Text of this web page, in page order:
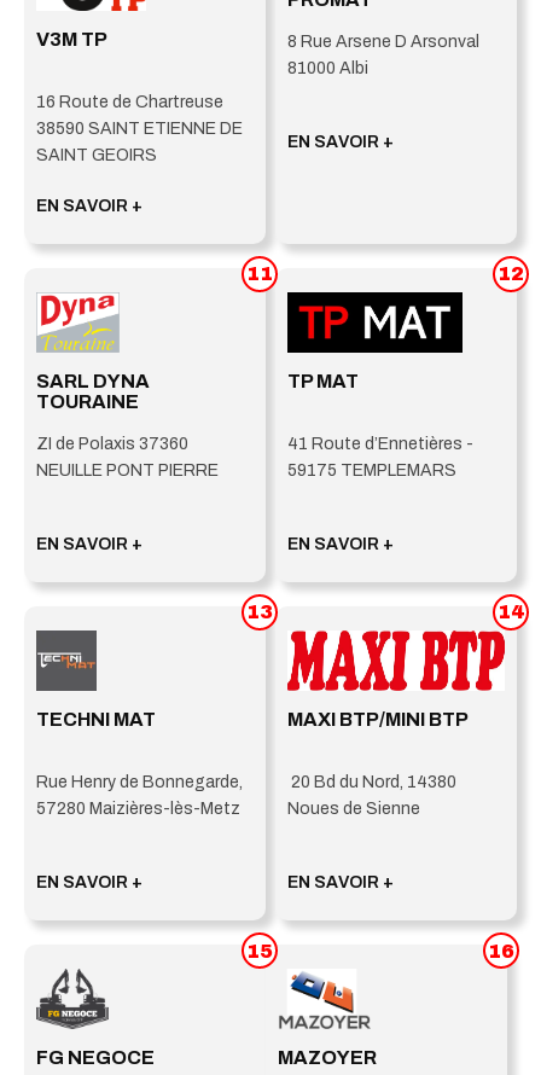
V3M TP
16 Route de Chartreuse
38590 SAINT ETIENNE DE
SAINT GEOIRS
EN SAVOIR +
8 Rue Arsene D Arsonval
81000 Albi
EN SAVOIR +
11
SARL DYNA
TOURAINE
ZI de Polaxis 37360
NEUILLE PONT PIERRE
EN SAVOIR +
12
TP MAT
41 Route d’Ennetières -
59175 TEMPLEMARS
EN SAVOIR +
13
TECHNI MAT
Rue Henry de Bonnegarde,
57280 Maizières-lès-Metz
EN SAVOIR +
14
MAXI BTP/MINI BTP
20 Bd du Nord, 14380
Noues de Sienne
EN SAVOIR +
15
FG NEGOCE
16
MAZOYER